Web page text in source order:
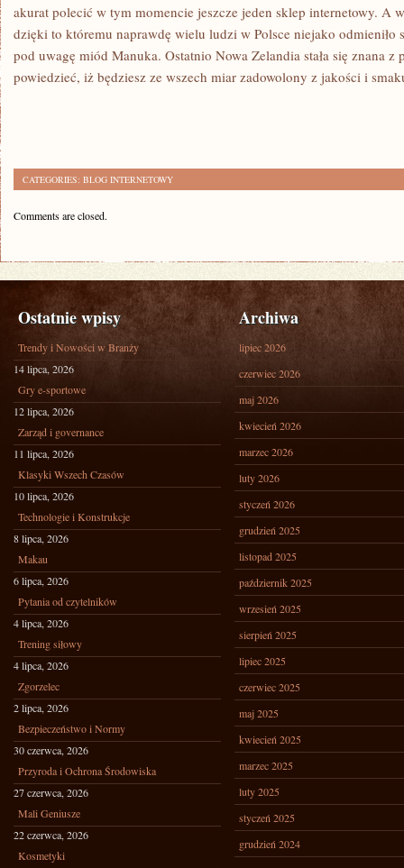
akurat polecić w tym momencie jeszcze jeden sklep internetowy. A
dzięki to któremu naprawdę wielu ludzi w Polsce niejako odmieniło
pod uwagę miód Manuka. Ostatnio Nowa Zelandia stała się znana
powiedzieć, iż będziesz ze wszech miar zadowolony z jakości i
CATEGORIES: BLOG INTERNETOWY
Comments are closed.
Ostatnie wpisy
Trendy i Nowości w Branży
14 lipca, 2026
Gry e-sportowe
12 lipca, 2026
Zarząd i governance
11 lipca, 2026
Klasyki Wszech Czasów
10 lipca, 2026
Technologie i Konstrukcje
8 lipca, 2026
Makau
6 lipca, 2026
Pytania od czytelników
4 lipca, 2026
Trening siłowy
4 lipca, 2026
Zgorzelec
2 lipca, 2026
Bezpieczeństwo i Normy
30 czerwca, 2026
Przyroda i Ochrona Środowiska
27 czerwca, 2026
Mali Geniusze
22 czerwca, 2026
Kosmetyki
Archiwa
lipiec 2026
czerwiec 2026
maj 2026
kwiecień 2026
marzec 2026
luty 2026
styczeń 2026
grudzień 2025
listopad 2025
październik 2025
wrzesień 2025
sierpień 2025
lipiec 2025
czerwiec 2025
maj 2025
kwiecień 2025
marzec 2025
luty 2025
styczeń 2025
grudzień 2024